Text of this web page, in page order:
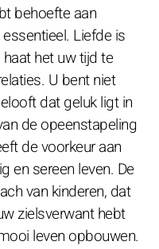
behoefte aan
Liefde is
het uw tijd te
U bent niet
dat geluk ligt in
de opeenstapeling
de voorkeur aan
en sereen leven. De
van kinderen, dat
zielsverwant hebt
leven opbouwen.